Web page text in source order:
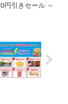
円引きセール ～